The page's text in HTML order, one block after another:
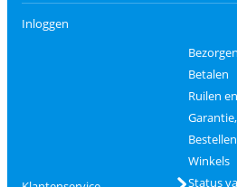
Inloggen
Betalen
Ruilen
Bestellen
Winkels
Status